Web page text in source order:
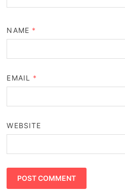
NAME *
EMAIL *
WEBSITE